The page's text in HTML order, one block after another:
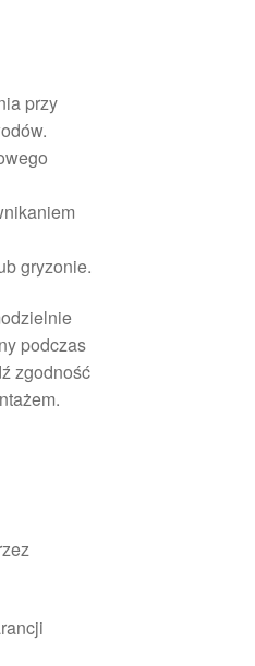
przy
gryzonie.
podczas
zgodność